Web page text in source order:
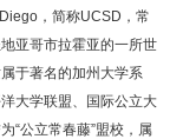
，简称UCSD，常
亚哥市拉霍亚的一所世
于著名的加州大学系
大学联盟、国际公立大
“公立常春藤”盟校，属